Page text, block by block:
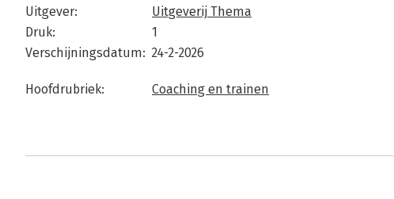
Uitgever:
Uitgeverij Thema
Druk:
1
Verschijningsdatum: 24-2-2026
Hoofdrubriek: Coaching en trainen